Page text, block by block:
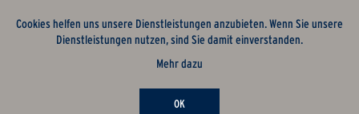
Datenschutz
Cookies helfen uns unsere Dienstleistungen anzubieten. Wenn Sie unsere
Dienstleistungen nutzen, sind Sie damit einverstanden.
Mehr dazu
OK